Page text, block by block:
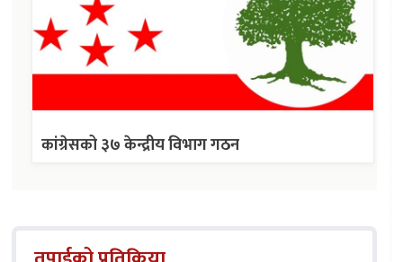
कांग्रेसको ३७ केन्द्रीय विभाग गठन